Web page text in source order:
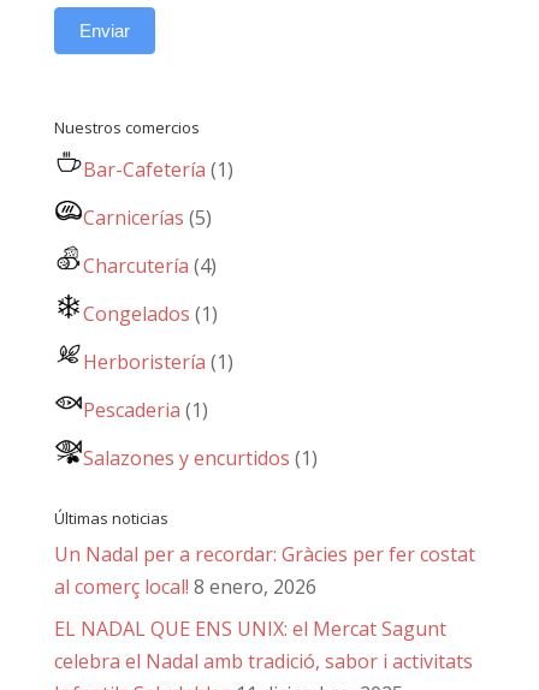
Enviar
Nuestros comercios
Bar-Cafetería (1)
Carnicerías (5)
Charcutería (4)
Congelados (1)
Herboristería (1)
Pescaderia (1)
Salazones y encurtidos (1)
Últimas noticias
Un Nadal per a recordar: Gràcies per fer costat
al comerç local! 8 enero, 2026
EL NADAL QUE ENS UNIX: el Mercat Sagunt
celebra el Nadal amb tradició, sabor i activitats